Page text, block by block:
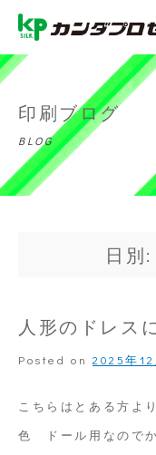
印刷ブログ
BLOG
日別
人形のドレス
Posted on 2025年12
こちらはとある方よ
色 ドール用なので